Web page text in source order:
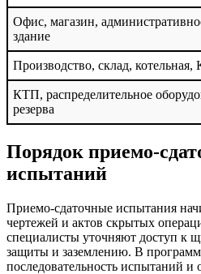
Офис, магазин,
здание
Производство, склад,
КТП, распределительное
резерва
Порядок приемо-
испытаний
Приемо-сдаточные испытания
чертежей и актов скрытых
специалисты уточняют доступ к
защиты и заземлению. В
последовательность испытаний и